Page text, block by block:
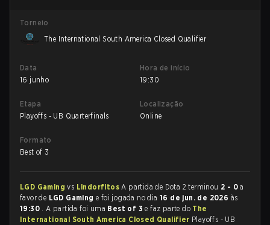
Torneio
The International South America Closed Qualifier
Data
16 junho
Hora de início
19:30
Etapa
Playoffs - UB Quarterfinals
Localização
Online
Formato
Best of 3
LGD Gamingvs LindorfitosA partida de Dota 2 terminou 2 - 0 a
favor de LGD Gaminge foi jogada no dia16 de jun. de 2026 às
19:30 . A partida foi uma Best of 3e faz parte do The
International South America Closed Qualifier Playoffs - UB